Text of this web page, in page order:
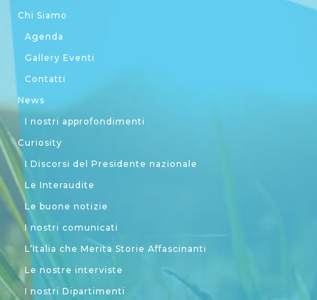
Chi Siamo
Agenda
Gallery Eventi
Contatti
News
I nostri approfondimenti
Curiosity
I Discorsi del Presidente nazionale
Le Interaudite
Le buone notizie
I nostri comunicati
L’Italia che Merita Storie Affascinanti
Le nostre interviste
I nostri Dipartimenti